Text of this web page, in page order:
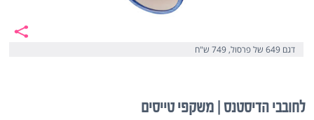
דגם 649 של פרסול, 749 ש"ח
לחובבי הדיסטנס | משקפי טייסים